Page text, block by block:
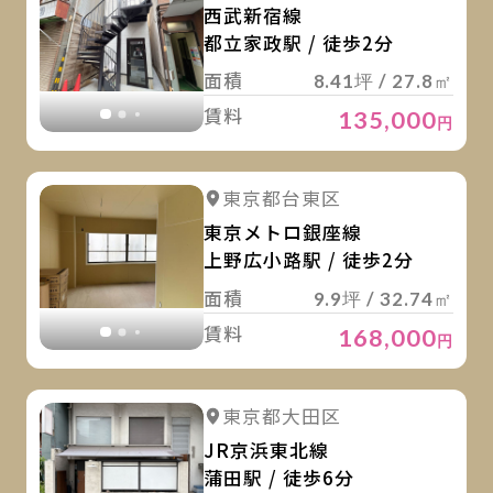
西武新宿線
都立家政駅 / 徒歩2分
面積
8.41坪 / 27.8㎡
賃料 135,000円
詳細を見る
東京都台東区
東京メトロ銀座線
上野広小路駅 / 徒歩2分
面積
9.9坪 / 32.74㎡
賃料 168,000円
詳細を見る
東京都大田区
JR京浜東北線
蒲田駅 / 徒歩6分